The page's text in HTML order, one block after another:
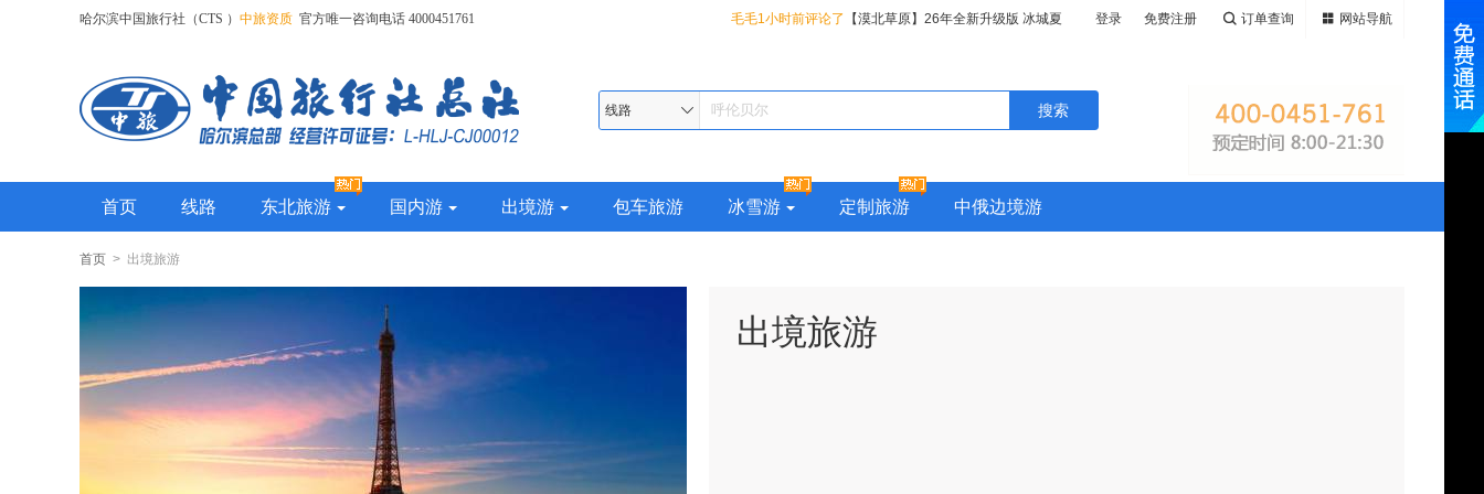
哈尔滨中国旅行社（CTS ） 中旅资质 官方唯一咨询电话 4000451761 登录 免费注册 订单查询 网站导航
毛毛1小时前评论了 【漠北草原】26年全新升级版 冰城夏
岭最北漠河、邂逅极光北极村、十八站鄂伦春民族乡、纵
览国境线最美331、双子城俄罗斯边境黑河、火山遗迹五
大连池、小兴安岭伊春上甘岭溪水公园、大小兴安岭畅游
10日
吉辽蒙四省全景、盛京沈阳、朝鲜边境丹东、鸭绿江游
船、华美胜地22°清凉小瑞士度假区、YOYO鹿苑、CLU
BMED地中海森林温泉、关东圣山-长白山、高山堰塞湖-
镜泊湖、冰城夏都哈尔滨、丹顶鹤故乡-扎龙、呼伦贝尔
河、火山遗迹五大连池、小兴安岭伊春上甘岭溪水公园、
春风2小时前评论了【东方颂歌】26年全新升级版 黑吉辽
蒙四省全景、盛京沈阳、朝鲜边境丹东、鸭绿江游船、华
美胜地22°清凉小瑞士度假区、YOYO鹿苑、CLUBMED
地中海森林温泉、关东圣山-长白山、高山堰塞湖-镜泊
民族乡、纵览国境线最美331、双子城俄罗斯边境黑河、
线路
首页 线路 东北旅游 国内游 出境游 包车旅游 冰雪游 定制旅游 中俄边境游
首页 > 出境旅游
出境旅游